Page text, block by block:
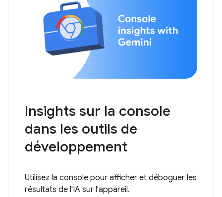
Insights sur la console
dans les outils de
développement
Utilisez la console pour afficher et déboguer les
résultats de l'IA sur l'appareil.